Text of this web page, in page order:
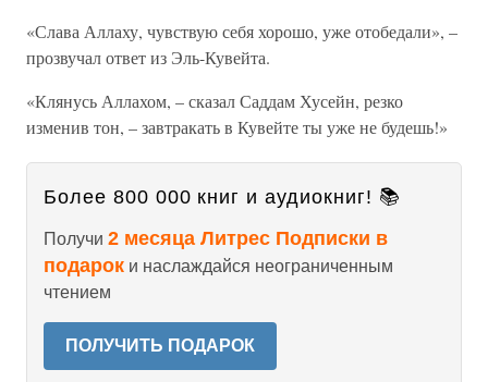
«Слава Аллаху, чувствую себя хорошо, уже отобедали», –
прозвучал ответ из Эль-Кувейта.
«Клянусь Аллахом, – сказал Саддам Хусейн, резко
изменив тон, – завтракать в Кувейте ты уже не будешь!»
Более 800 000 книг и аудиокниг! 📚
Получи 2 месяца Литрес Подписки в
подарок и наслаждайся неограниченным
чтением
ПОЛУЧИТЬ ПОДАРОК